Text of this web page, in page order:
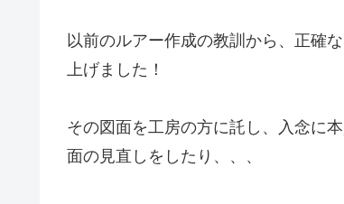
以前のルアー作成の教訓から、正確
上げました！
その図面を工房の方に託し、入念に
面の見直しをしたり、、、